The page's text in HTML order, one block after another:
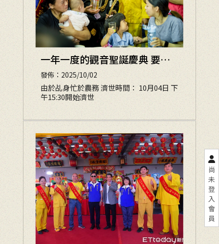
尚
未
登
入
會
員
一年一度的觀音聖誕慶典 要來
了~~~
發佈：2025/10/02
由於乩身忙於農務 濟世時間： 10月04日 下
午15:30開始濟世